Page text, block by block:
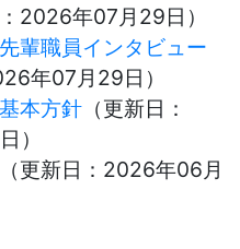
2026年07月29日 ）
輩職員インタビュー
年07月29日 ）
本方針 （更新日：
）
（更新日： 2026年06月